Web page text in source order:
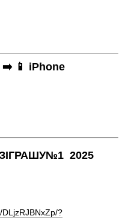
➡️ 📱 iPhone
2025
?